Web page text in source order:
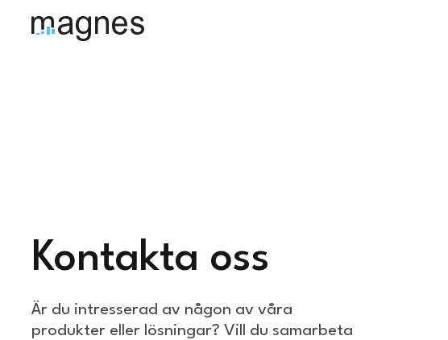
Kontakta oss
Är du intresserad av någon av våra
produkter eller lösningar? Vill du samarbeta